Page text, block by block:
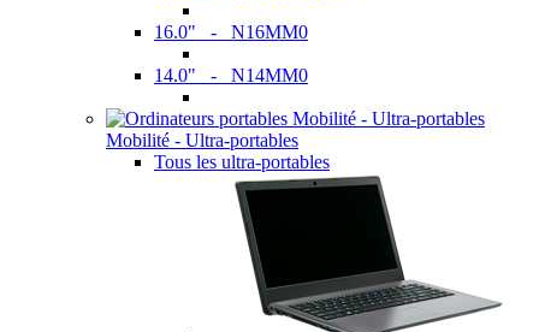
16.0" - N16MM0
14.0" - N14MM0
Mobilité - Ultra-portables
Tous les ultra-portables